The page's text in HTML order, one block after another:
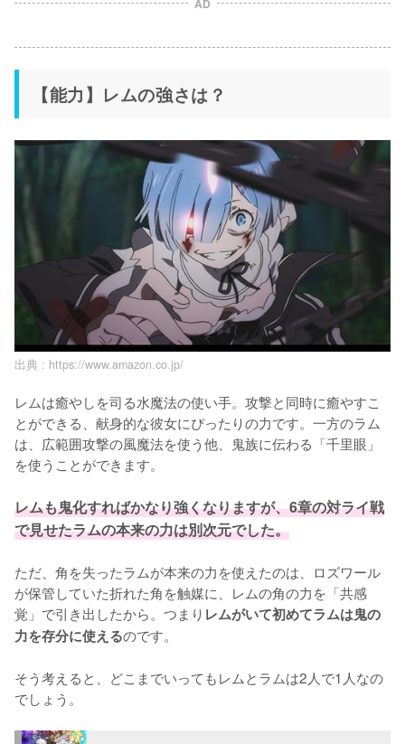
AD
【能力】レムの強さは？
出典 : https://www.amazon.co.jp/
レムは癒やしを司る水魔法の使い手。攻撃と同時に癒やすこ
とができる、献身的な彼女にぴったりの力です。一方のラム
は、広範囲攻撃の風魔法を使う他、鬼族に伝わる「千里眼」
を使うことができます。
レムも鬼化すればかなり強くなりますが、6章の対ライ戦
で見せたラムの本来の力は別次元でした。
ただ、角を失ったラムが本来の力を使えたのは、ロズワール
が保管していた折れた角を触媒に、レムの角の力を「共感
覚」で引き出したから。つまり レムがいて初めてラムは鬼の
力を存分に使えるのです。
そう考えると、どこまでいってもレムとラムは2人で1人なの
でしょう。